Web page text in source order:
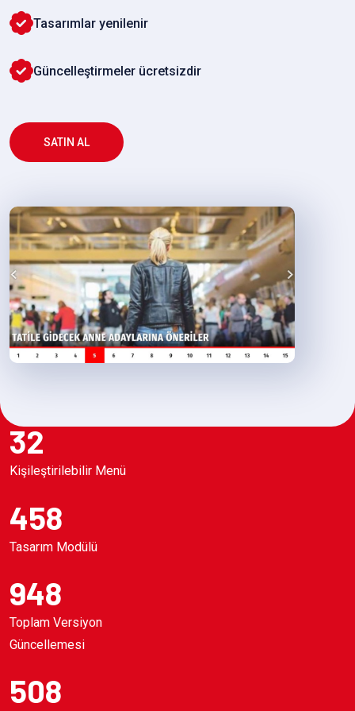
Tasarımlar yenilenir
Güncelleştirmeler ücretsizdir
SATIN AL
32
Kişileştirilebilir Menü
458
Tasarım Modülü
948
Toplam Versiyon
Güncellemesi
508